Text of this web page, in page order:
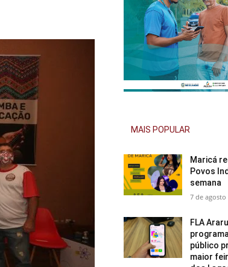
MAIS POPULAR
Maricá
Povos
semana
7 de agosto
FLA
público
maior